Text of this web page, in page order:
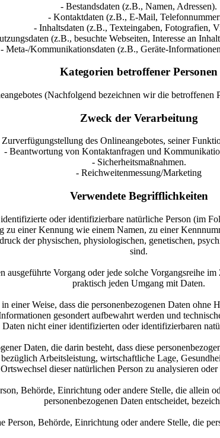
- Bestandsdaten (z.B., Namen, Adressen).
- Kontaktdaten (z.B., E-Mail,
- Inhaltsdaten (z.B., Texteingaben, Fotografien,
(z.B., besuchte Webseiten, Interesse an
- Meta-/Kommunikationsdaten (z.B., Geräte-
Kategorien betroffener Personen
(Nachfolgend bezeichnen wir die betroffenen
Zweck der Verarbeitung
Zurverfügungstellung des Onlineangebotes, seiner
- Beantwortung von Kontaktanfragen und
- Sicherheitsmaßnahmen.
- Reichweitenmessung/Marketing
Verwendete Begrifflichkeiten
oder identifizierbare natürliche Person (im
zu einer Kennung wie einem Namen, zu einer
der physischen, physiologischen, genetischen,
sind.
ausgeführte Vorgang oder jede solche Vorgangsreihe
praktisch jeden Umgang mit Daten.
einer Weise, dass die personenbezogenen Daten
gesondert aufbewahrt werden und
Daten nicht einer identifizierten oder identifizierbaren
Daten, die darin besteht, dass diese
Arbeitsleistung, wirtschaftliche Lage,
Ortswechsel dieser natürlichen Person zu analysieren oder
Behörde, Einrichtung oder andere Stelle, die allein
personenbezogenen Daten entscheidet,
Person, Behörde, Einrichtung oder andere Stelle, die